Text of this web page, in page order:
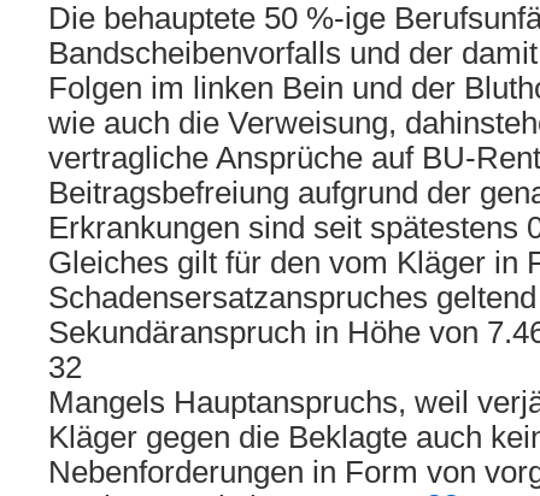
Die behauptete 50 %-ige
Bandscheibenvorfalls und der
Folgen im linken Bein und der
wie auch die Verweisung,
vertragliche Ansprüche auf BU-
Beitragsbefreiung aufgrund der
Erkrankungen sind seit spätestens
Gleiches gilt für den vom Kläger in
Schadensersatzanspruches
Sekundäranspruch in Höhe von
32
Mangels Hauptanspruchs, weil
Kläger gegen die Beklagte auch
Nebenforderungen in Form von